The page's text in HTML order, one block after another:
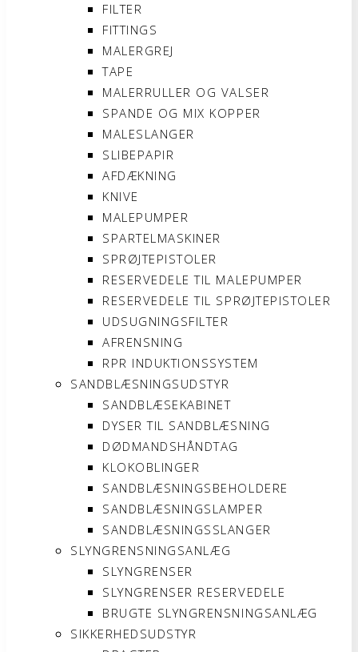
FILTER
FITTINGS
MALERGREJ
TAPE
MALERRULLER OG VALSER
SPANDE OG MIX KOPPER
MALESLANGER
SLIBEPAPIR
AFDÆKNING
KNIVE
MALEPUMPER
SPARTELMASKINER
SPRØJTEPISTOLER
RESERVEDELE TIL MALEPUMPER
RESERVEDELE TIL SPRØJTEPISTOLER
UDSUGNINGSFILTER
AFRENSNING
RPR INDUKTIONSSYSTEM
SANDBLÆSNINGSUDSTYR
SANDBLÆSEKABINET
DYSER TIL SANDBLÆSNING
DØDMANDSHÅNDTAG
KLOKOBLINGER
SANDBLÆSNINGSBEHOLDERE
SANDBLÆSNINGSLAMPER
SANDBLÆSNINGSSLANGER
SLYNGRENSNINGSANLÆG
SLYNGRENSER
SLYNGRENSER RESERVEDELE
BRUGTE SLYNGRENSNINGSANLÆG
SIKKERHEDSUDSTYR